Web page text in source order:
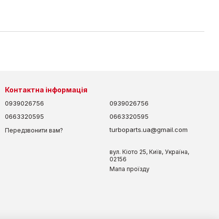
Контактна інформація
0939026756
0663320595
Передзвонити вам?
0939026756
0663320595
turboparts.ua@gmail.com
вул. Кіото 25, Київ, Україна,
02156
Мапа проїзду